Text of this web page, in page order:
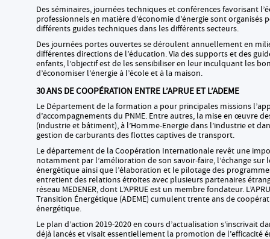
Des séminaires, journées techniques et conférences favorisant
professionnels en matière d’économie d’énergie sont organisés
différents guides techniques dans les différents secteurs.
Des journées portes ouvertes se déroulent annuellement en
différentes directions de l’éducation. Via des supports et des
enfants, l’objectif est de les sensibiliser en leur inculquant les
d’économiser l’énergie à l’école et à la maison.
30 ANS DE COOPÉRATION ENTRE L’APRUE ET L’ADEME
Le Département de la formation a pour principales missions
d’accompagnements du PNME. Entre autres, la mise en œuvre
(industrie et bâtiment), à l’Homme-Energie dans l’industrie et
gestion de carburants des flottes captives de transport.
Le département de la Coopération Internationale revêt une
notamment par l’amélioration de son savoir-faire, l’échange sur
énergétique ainsi que l’élaboration et le pilotage des
entretient des relations étroites avec plusieurs partenaires
réseau MEDENER, dont L’APRUE est un membre fondateur.
Transition Énergétique (ADEME) cumulent trente ans de
énergétique.
Le plan d’action 2019-2020 en cours d’actualisation s’inscrivait
déjà lancés et visait essentiellement la promotion de l’efficacité